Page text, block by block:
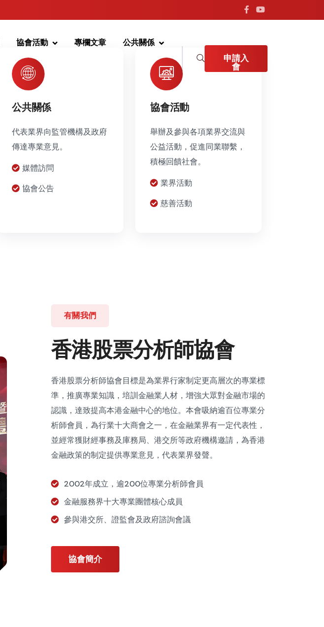
協會活動 專欄文章 公共關係
申請入
會
公共關係
代表業界向監管機構及政府
傳達專業意見。
媒體訪問
協會公告
協會活動
舉辦及參與各項業界交流與
公益活動，促進同業聯繫，
積極回饋社會。
業界活動
慈善活動
有關我們
香港股票分析師協會
香港股票分析師協會目標是為業界行家制定更高層次的專業標
準，推廣專業知識，培訓金融業人材，增強大眾對金融市場的
認識，達致提高本港金融中心的地位。本會吸納逾百位專業分
析師會員，為行業十大商會之一，在金融業界有一定代表性，
並經常獲財經事務及庫務局、港交所等政府機構邀請，為香港
金融政策的制定提供專業意見，代表業界發聲。
2002年成立，逾200位專業分析師會員
金融服務界十大專業團體核心成員
參與港交所、證監會及政府諮詢會議
協會簡介